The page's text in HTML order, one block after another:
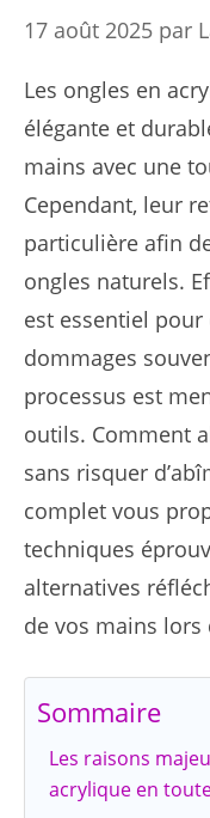
17 août 2025 par
Les ongles en
élégante et
mains avec une
Cependant, leur
particulière afin
ongles naturels.
est essentiel pour
dommages
processus est
outils. Comment
sans risquer
complet vous
techniques
alternatives
de vos mains lors
Sommaire
Les raisons
acrylique en